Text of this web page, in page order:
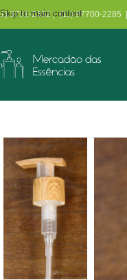
Skip to main content
3731-2452 | (11) 97700-2285